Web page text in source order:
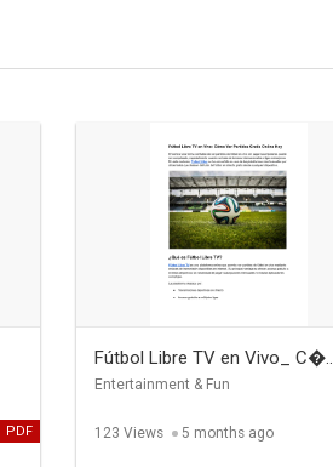
PDF
Fútbol Libre TV en Vivo_
Entertainment & Fun
123 Views 5 months ago